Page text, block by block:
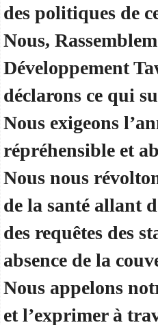
des politiques de
Nous,
Développement
déclarons ce qui
Nous exigeons
répréhensible et
Nous nous
de la santé allant
des requêtes des
absence de la
Nous appelons
et l’exprimer à